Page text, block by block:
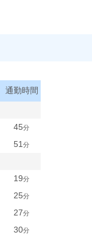
通勤時間
45分
51分
19分
25分
27分
30分